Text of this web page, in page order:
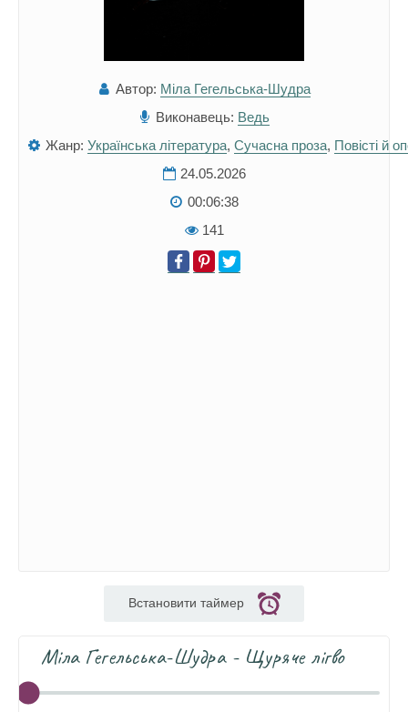
Автор: Міла Гегельська-Шудра
Виконавець: Ведь
Жанр: Українська література, Сучасна проза, Повісті й
24.05.2026
00:06:38
141
Встановити таймер
Міла Гегельська-Шудра - Щуряче лігво